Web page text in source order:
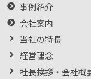
事例紹介
会社案内
当社の特長
経営理念
社長挨拶・会社概